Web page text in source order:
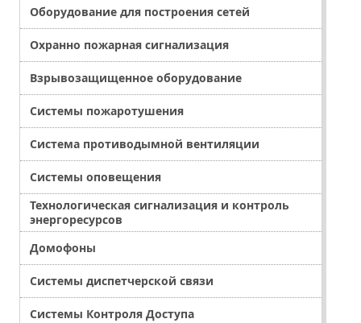
Оборудование для построения сетей
Охранно пожарная сигнализация
Взрывозащищенное оборудование
Системы пожаротушения
Система противодымной вентиляции
Системы оповещения
Технологическая сигнализация и контроль
энергоресурсов
Домофоны
Системы диспетчерской связи
Системы Контроля Доступа